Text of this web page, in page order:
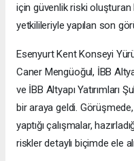
için güvenlik riski oluşturan
yetkilileriyle yapılan son
Esenyurt Kent Konseyi
Caner Mengüoğul, İBB
ve İBB Altyapı Yatırımları
bir araya geldi.
yaptığı çalışmalar,
riskler detaylı biçimde ele